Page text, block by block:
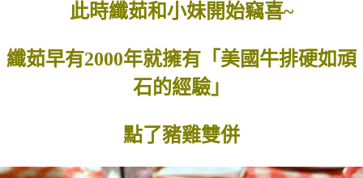
此時纖茹和小妹開始竊喜~
纖茹早有2000年就擁有「美國牛排硬如頑
石的經驗」
點了豬雞雙併